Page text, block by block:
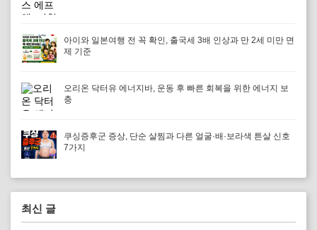
아이와 일본여행 전 꼭 확인, 출국세 3배 인상과 만 2세 미만 면
제 기준
오리온 닥터유 에너지바, 운동 후 빠른 회복을 위한 에너지 보
충
쿠싱증후군 증상, 단순 살찜과 다른 얼굴·배·보라색 튼살 신호
7가지
최신 글